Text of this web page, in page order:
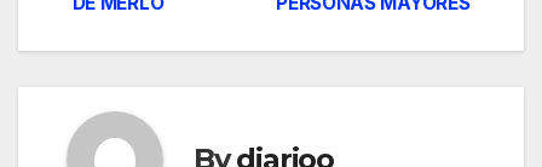
navigation
Bydiarioo